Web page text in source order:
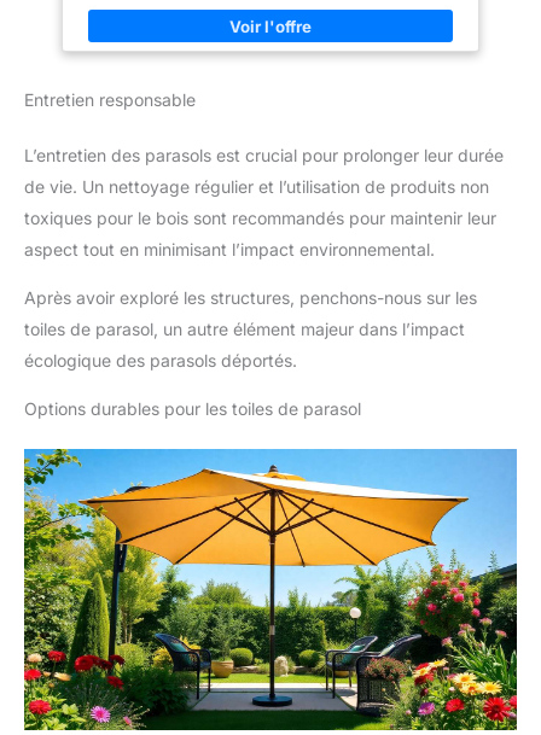
élégant pour un confort optimal
lorsqu'il pleut ou lorsqu'il y a
beaucoup de vent au risque
d'abîmer le parasol ou de
imperméable de haute qualité, qui se monte et se démonte
sans effort grâce à une fermeture éclair. L'ajout pratique d'une
tige métallique facilite encore l'opération en rendant le montage
idéale en extérieur. Avec le parasol tillvex, protégez-vous
pliage permet de monter et de démonter le parasol en
fermer le parasol à l'aide de la manivelle et le ranger de
Entretien responsable
L’entretien des parasols est crucial pour prolonger leur durée
de vie. Un nettoyage régulier et l’utilisation de produits non
toxiques pour le bois sont recommandés pour maintenir leur
aspect tout en minimisant l’impact environnemental.
Après avoir exploré les structures, penchons-nous sur les
toiles de parasol, un autre élément majeur dans l’impact
écologique des parasols déportés.
Options durables pour les toiles de parasol